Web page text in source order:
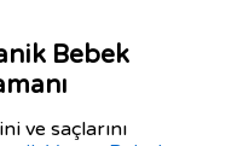
Bebek
ve saçlarını